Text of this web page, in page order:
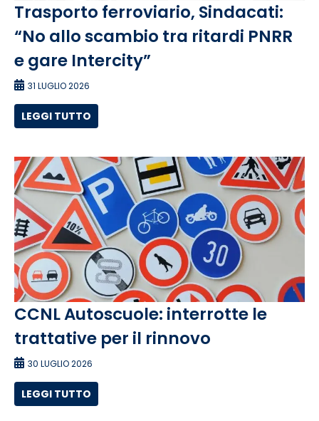
Trasporto ferroviario, Sindacati:
“No allo scambio tra ritardi PNRR
e gare Intercity”
31 LUGLIO 2026
LEGGI TUTTO
CCNL Autoscuole: interrotte le
trattative per il rinnovo
30 LUGLIO 2026
LEGGI TUTTO